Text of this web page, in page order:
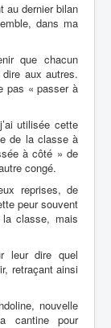
au dernier bilan
dans ma
que chacun
aux autres.
pas « passer à
utilisée cette
de la classe à
à côté » de
congé.
reprises, de
peur souvent
classe, mais
leur dire quel
retraçant ainsi
nouvelle
cantine pour